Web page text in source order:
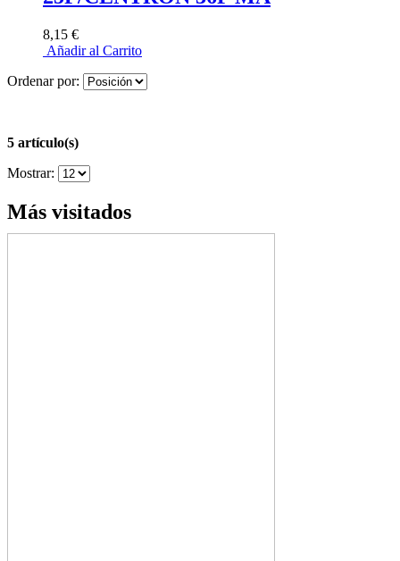
8,15 €
Añadir al Carrito
Ordenar por:
5 artículo(s)
Mostrar:
Más visitados